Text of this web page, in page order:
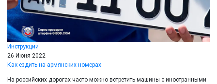
Инструкции
26 Июня 2022
Как ездить на армянских номерах
На российских дорогах часто можно встретить машины с иностранными